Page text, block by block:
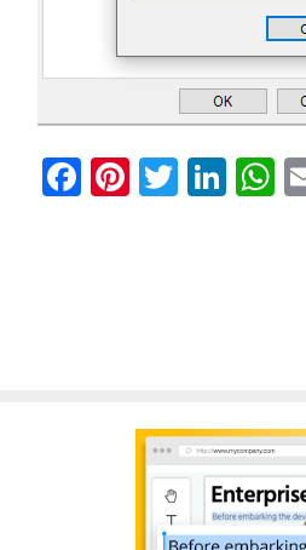
Facebook
Pinterest